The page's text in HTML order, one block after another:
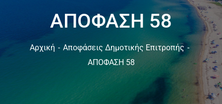
ΑΠΟΦΑΣΗ 58
Αρχική
Αποφάσεις Δημοτικής Επιτροπής
ΑΠΟΦΑΣΗ 58